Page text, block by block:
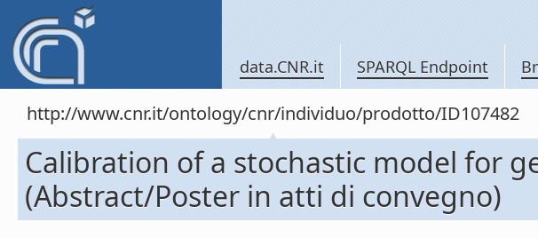
data.CNR.it SPARQL Endpoint
http://www.cnr.it/ontology/cnr/individuo/prodotto/ID107482
Calibration of a stochastic model for
(Abstract/Poster in atti di convegno)